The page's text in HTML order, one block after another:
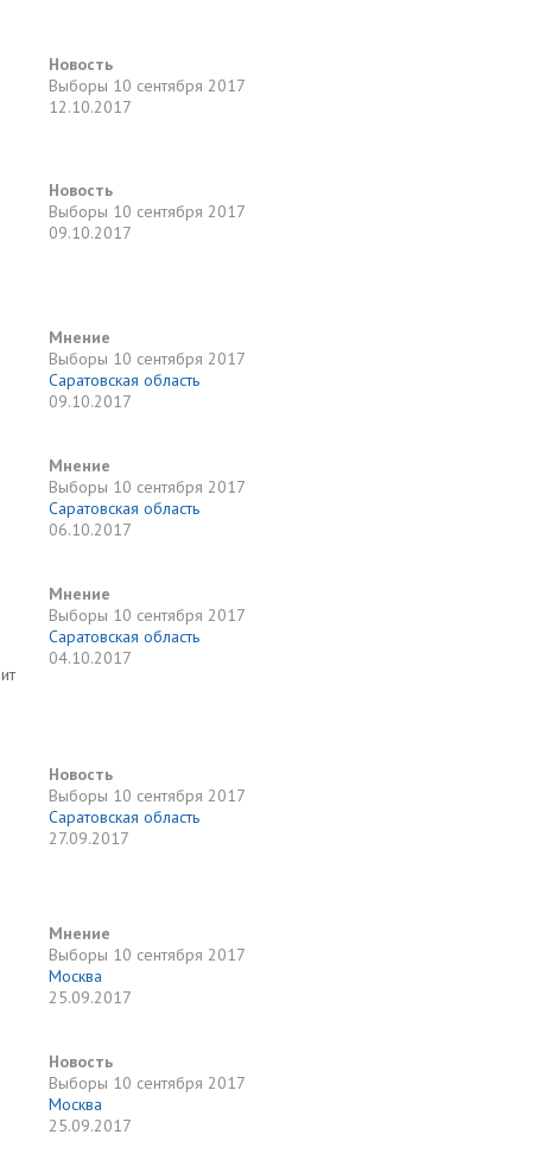
Новость
Выборы 10 сентября 2017
12.10.2017
Новость
Выборы 10 сентября 2017
09.10.2017
Мнение
Выборы 10 сентября 2017
Саратовская область
09.10.2017
Мнение
Выборы 10 сентября 2017
Саратовская область
06.10.2017
Мнение
Выборы 10 сентября 2017
Саратовская область
04.10.2017
Новость
Выборы 10 сентября 2017
Саратовская область
27.09.2017
Мнение
Выборы 10 сентября 2017
Москва
25.09.2017
Новость
Выборы 10 сентября 2017
Москва
25.09.2017